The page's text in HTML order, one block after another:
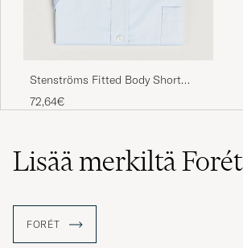
Stenströms Fitted Body Short
Sleeve Twill Shirt Light Blue
72,64€
Lisää merkiltä Forét
FORÉT